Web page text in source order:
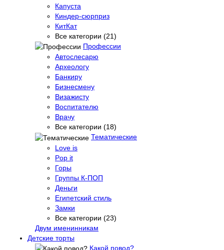
Капуста
Киндер-сюрприз
КитКат
Все категории (21)
Профессии
Автослесарю
Археологу
Банкиру
Бизнесмену
Визажисту
Воспитателю
Врачу
Все категории (18)
Тематические
Love is
Pop it
Горы
Группы К-ПОП
Деньги
Египетский стиль
Замки
Все категории (23)
Двум именинникам
Детские торты
Какой повод?